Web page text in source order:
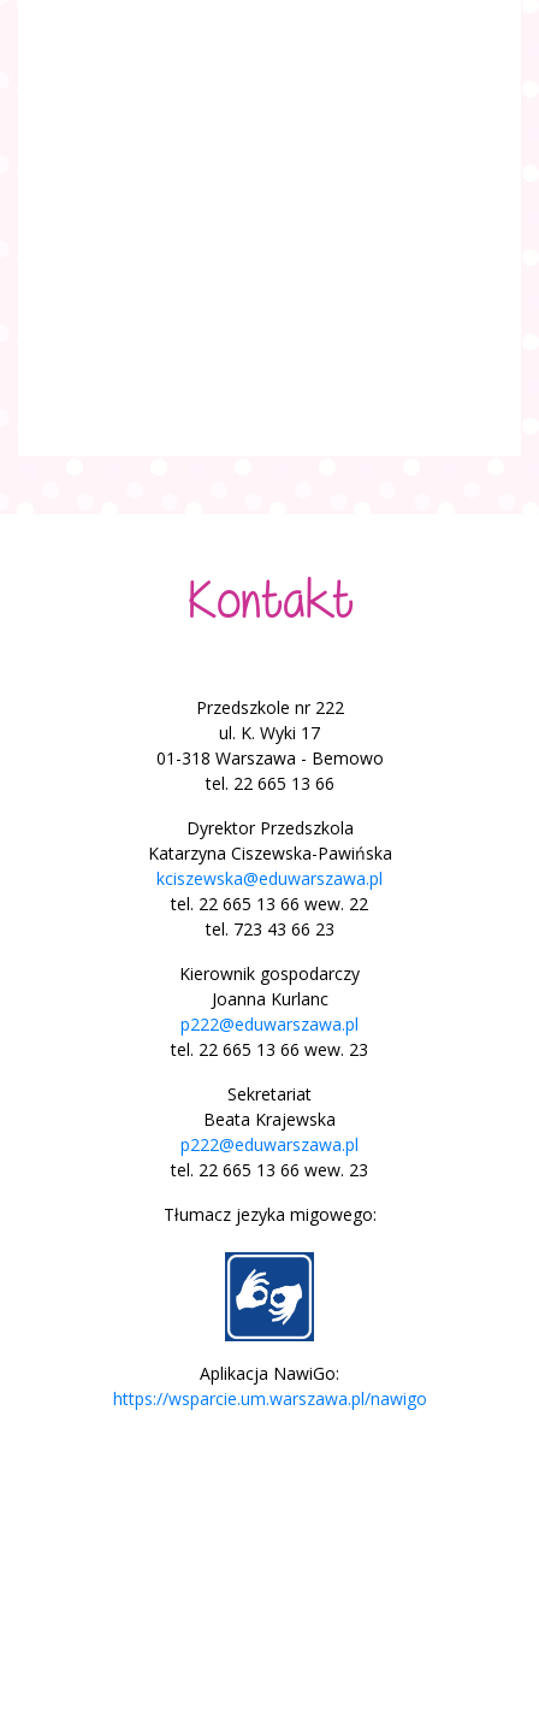
Kontakt
Przedszkole nr 222
ul. K. Wyki 17
01-318 Warszawa - Bemowo
tel. 22 665 13 66
Dyrektor Przedszkola
Katarzyna Ciszewska-Pawińska
kciszewska@eduwarszawa.pl
tel. 22 665 13 66 wew. 22
tel. 723 43 66 23
Kierownik gospodarczy
Joanna Kurlanc
p222@eduwarszawa.pl
tel. 22 665 13 66 wew. 23
Sekretariat
Beata Krajewska
p222@eduwarszawa.pl
tel. 22 665 13 66 wew. 23
Tłumacz jezyka migowego:
Aplikacja NawiGo:
https://wsparcie.um.warszawa.pl/nawigo